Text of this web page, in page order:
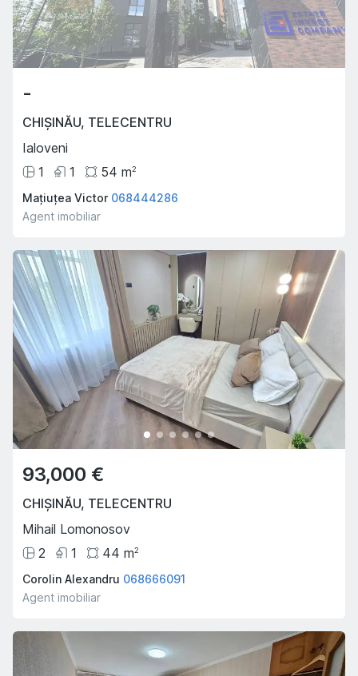
-
CHIȘINĂU, TELECENTRU
Ialoveni
1
1 54 m2
Mațiuțea Victor 068444286
Agent imobiliar
93,000 €
CHIȘINĂU, TELECENTRU
Mihail Lomonosov
2
1 44 m2
Corolin Alexandru 068666091
Agent imobiliar